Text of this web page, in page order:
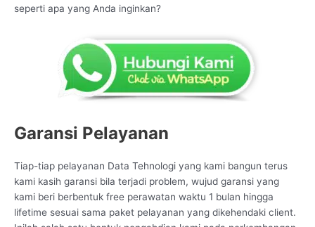
seperti apa yang Anda inginkan?
Garansi Pelayanan
Tiap-tiap pelayanan Data Tehnologi yang kami bangun terus
kami kasih garansi bila terjadi problem, wujud garansi yang
kami beri berbentuk free perawatan waktu 1 bulan hingga
lifetime sesuai sama paket pelayanan yang dikehendaki client.